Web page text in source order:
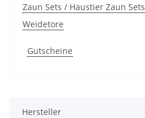
Zaun Sets / Haustier Zaun Sets
Weidetore
Gutscheine
Hersteller